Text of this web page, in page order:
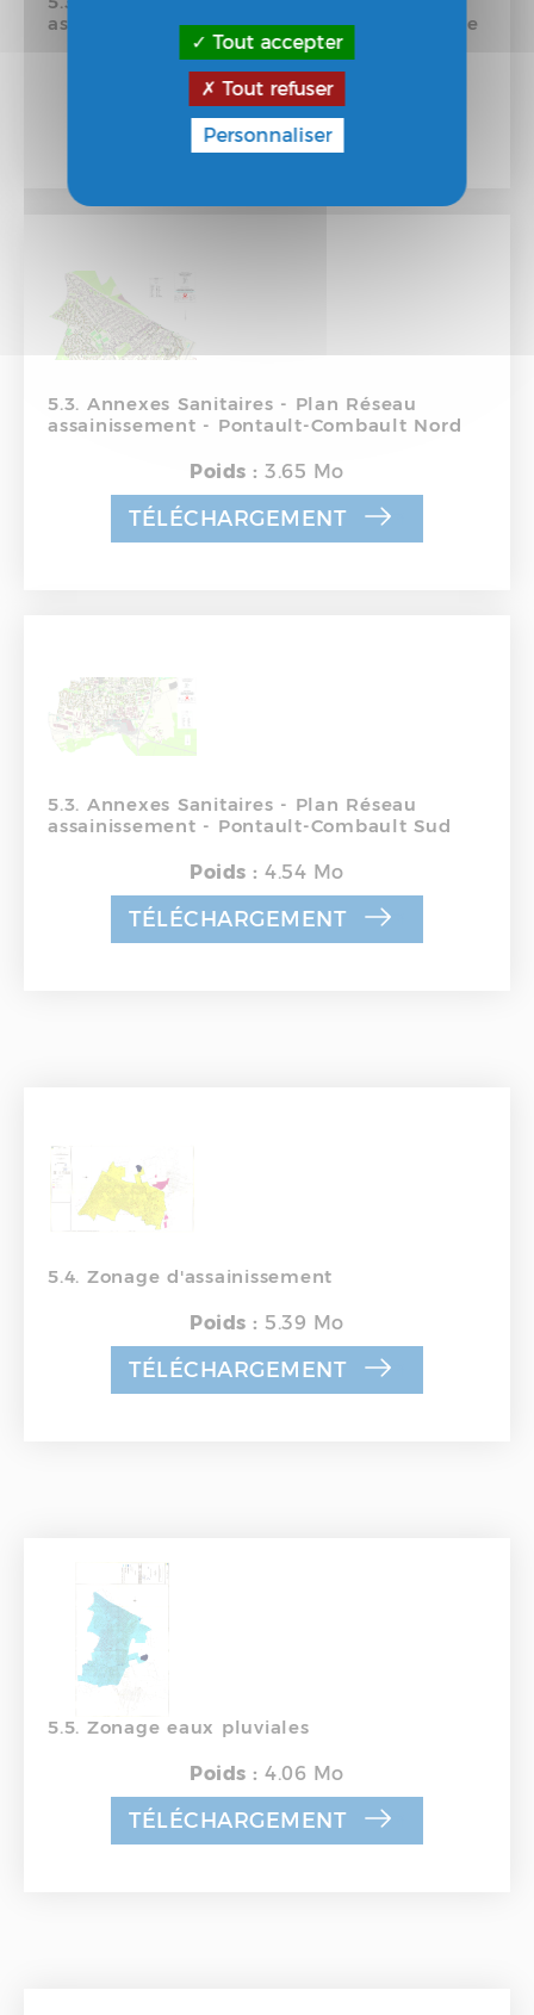
assainissement - Pontault-Combault Centre
Poids :5.8 Mo
TÉLÉCHARGEMENT
5.3. Annexes Sanitaires - Plan Réseau
assainissement - Pontault-Combault Nord
Poids :3.65 Mo
TÉLÉCHARGEMENT
5.3. Annexes Sanitaires - Plan Réseau
assainissement - Pontault-Combault Sud
Poids :4.54 Mo
TÉLÉCHARGEMENT
5.4. Zonage d'assainissement
Poids : 5.39 Mo
TÉLÉCHARGEMENT
5.5. Zonage eaux pluviales
Poids :4.06 Mo
TÉLÉCHARGEMENT
Tout accepter
Tout refuser
Personnaliser